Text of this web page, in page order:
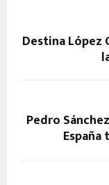
Destina López
Pedro